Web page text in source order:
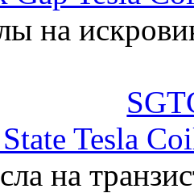
на
Tesla
на